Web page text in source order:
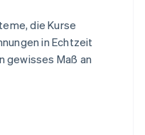
die Kurse
in Echtzeit
gewisses Maß an